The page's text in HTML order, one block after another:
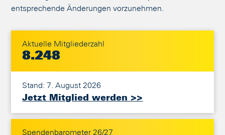
entsprechende Änderungen vorzunehmen.
Aktuelle Mitgliederzahl
8.248
Stand: 7. August 2026
Jetzt Mitglied werden >>
Spendenbarometer 26/27